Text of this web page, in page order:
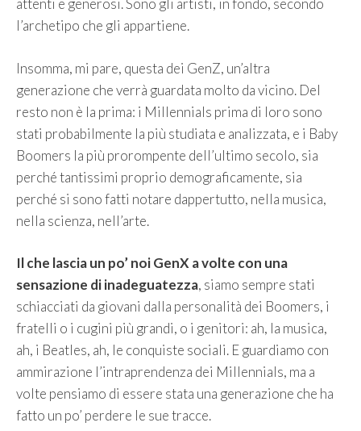
attenti e generosi. Sono gli artisti, in fondo, secondo
l’archetipo che gli appartiene.
Insomma, mi pare, questa dei GenZ, un’altra
generazione che verrà guardata molto da vicino. Del
resto non è la prima: i Millennials prima di loro sono
stati probabilmente la più studiata e analizzata, e i Baby
Boomers la più prorompente dell’ultimo secolo, sia
perché tantissimi proprio demograficamente, sia
perché si sono fatti notare dappertutto, nella musica,
nella scienza, nell’arte.
Il che lascia un po’ noi GenX a volte con una
sensazione di inadeguatezza, siamo sempre stati
schiacciati da giovani dalla personalità dei Boomers, i
fratelli o i cugini più grandi, o i genitori: ah, la musica,
ah, i Beatles, ah, le conquiste sociali. E guardiamo con
ammirazione l’intraprendenza dei Millennials, ma a
volte pensiamo di essere stata una generazione che ha
fatto un po’ perdere le sue tracce.